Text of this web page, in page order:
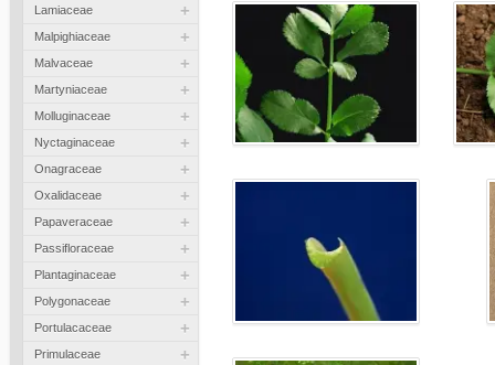
Lamiaceae +
Malpighiaceae +
Malvaceae +
Martyniaceae +
Molluginaceae +
Nyctaginaceae +
Onagraceae +
Oxalidaceae +
Papaveraceae +
Passifloraceae +
Plantaginaceae +
Polygonaceae +
Portulacaceae +
Primulaceae +